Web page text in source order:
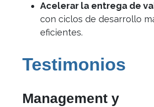
Acelerar la entrega de
con ciclos de desarrollo
eficientes.
Testimonios
Management y